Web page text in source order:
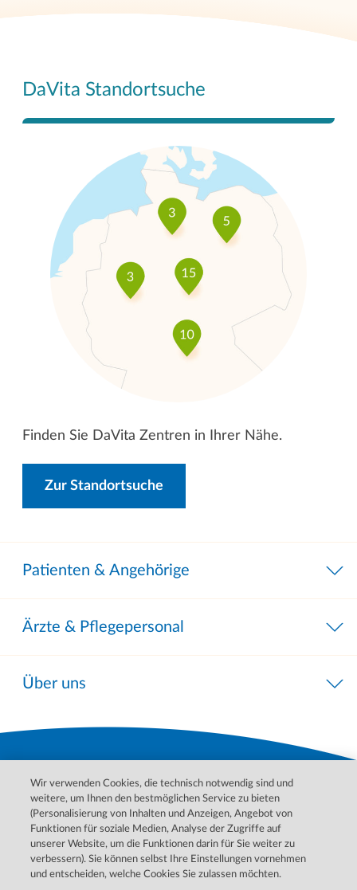
DaVita Standortsuche
Finden Sie DaVita Zentren in Ihrer Nähe.
Zur Standortsuche
Patienten & Angehörige
Ärzte & Pflegepersonal
Über uns
Bitte wenden Sie sich für Behandlungen, Diagnosen und
Informationen zu Ihren Erkrankungen an Ihren Arzt. Im Notfall
Wir verwenden Cookies, die technisch notwendig sind und
weitere, um Ihnen den bestmöglichen Service zu bieten
(Personalisierung von Inhalten und Anzeigen, Angebot von
Funktionen für soziale Medien, Analyse der Zugriffe auf
unserer Website, um die Funktionen darin für Sie weiter zu
verbessern). Sie können selbst Ihre Einstellungen vornehmen
und entscheiden, welche Cookies Sie zulassen möchten.